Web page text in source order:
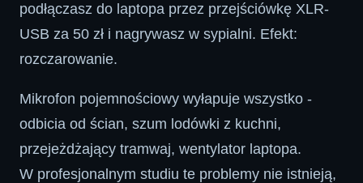
podłączasz do laptopa przez przejściówkę XLR-
USB za 50 zł i nagrywasz w sypialni. Efekt:
rozczarowanie.
Mikrofon pojemnościowy wyłapuje wszystko -
odbicia od ścian, szum lodówki z kuchni,
przejeżdżający tramwaj, wentylator laptopa.
W profesjonalnym studiu te problemy nie istnieją,